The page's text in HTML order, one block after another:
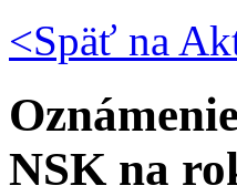
<Späť na
NSK na